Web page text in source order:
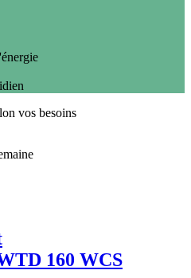
vos besoins
160 WCS